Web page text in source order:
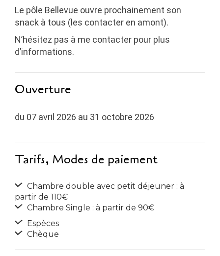
Le pôle Bellevue ouvre prochainement son
snack à tous (les contacter en amont).
N’hésitez pas à me contacter pour plus
d’informations.
Ouverture
du 07 avril 2026 au 31 octobre 2026
Tarifs, Modes de paiement
Chambre double avec petit déjeuner : à
partir de 110€
Chambre Single : à partir de 90€
Espèces
Chèque